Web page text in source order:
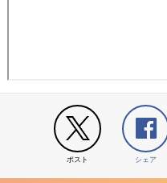
ポスト シェア